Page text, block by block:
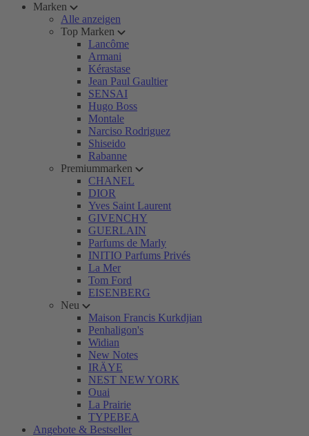
Marken
Alle anzeigen
Top Marken
Lancôme
Armani
Kérastase
Jean Paul Gaultier
SENSAI
Hugo Boss
Montale
Narciso Rodriguez
Shiseido
Rabanne
Premiummarken
CHANEL
DIOR
Yves Saint Laurent
GIVENCHY
GUERLAIN
Parfums de Marly
INITIO Parfums Privés
La Mer
Tom Ford
EISENBERG
Neu
Maison Francis Kurkdjian
Penhaligon's
Widian
New Notes
IRÄYE
NEST NEW YORK
Ouai
La Prairie
TYPEBEA
Angebote & Bestseller